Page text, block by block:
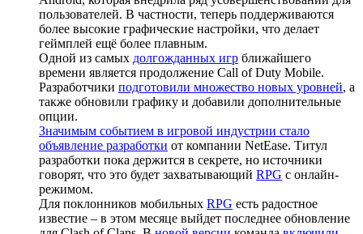
пользователей. В частности, теперь поддерживаются
более высокие графические настройки, что делает
геймплей ещё более плавным.
Одной из самых долгожданных игр ближайшего
времени является продолжение Call of Duty Mobile.
Разработчики подготовили множество новых уровней, а
также обновили графику и добавили дополнительные
опции.
Значимым событием в игровой индустрии стало
объявление разработки от компании NetEase. Титул
разработки пока держится в секрете, но источники
говорят, что это будет захватывающий RPG с онлайн-
режимом.
Для поклонников мобильных RPG есть радостное
известие – в этом месяце выйдет последнее обновление